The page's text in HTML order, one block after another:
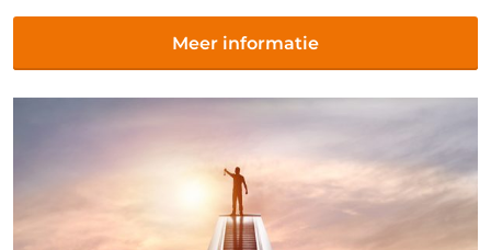
Meer informatie